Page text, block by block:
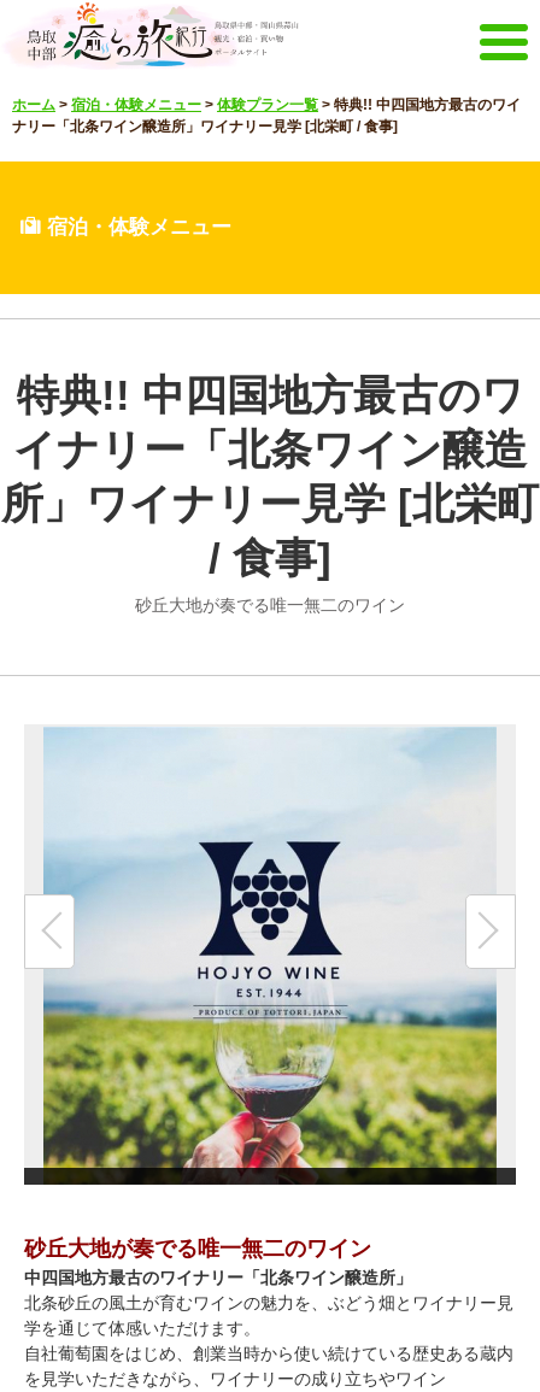
ホーム イベントキャンペーン
宿泊・体験メニュー 観光スポット
見どころ映像
メルマガ&パンフレット
メルマガ配信 パンフレット
その他のメニュー
鳥取中部観光推進機構 お問い合わせ
サイトマップ 当サイトについて
著作権表記
ホーム > 宿泊・体験メニュー > 体験プラン一覧 > 特典!! 中四国地方最古のワイ
ナリー「北条ワイン醸造所」ワイナリー見学 [北栄町 / 食事]
宿泊・体験メニュー
特典!! 中四国地方最古のワ
イナリー「北条ワイン醸造
所」ワイナリー見学 [北栄町
/ 食事]
砂丘大地が奏でる唯一無二のワイン
砂丘大地が奏でる唯一無二のワイン
中四国地方最古のワイナリー「北条ワイン醸造所」
北条砂丘の風土が育むワインの魅力を、ぶどう畑とワイナリー見
学を通じて体感いただけます。
自社葡萄園をはじめ、創業当時から使い続けている歴史ある蔵内
を見学いただきながら、ワイナリーの成り立ちやワイン